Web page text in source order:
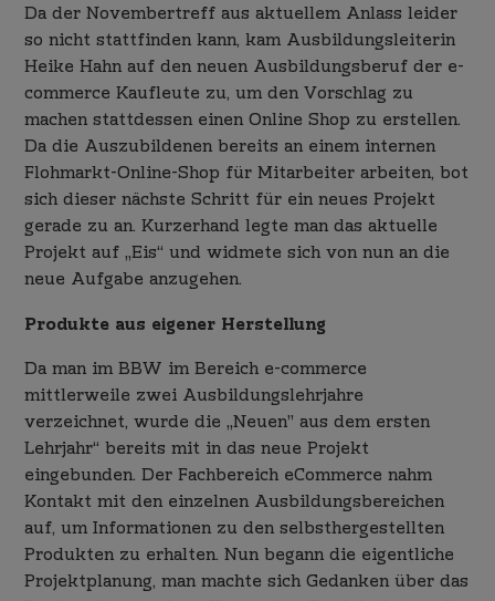
Da der Novembertreff aus aktuellem Anlass leider
so nicht stattfinden kann, kam Ausbildungsleiterin
Heike Hahn auf den neuen Ausbildungsberuf der e-
commerce Kaufleute zu, um den Vorschlag zu
machen stattdessen einen Online Shop zu erstellen.
Da die Auszubildenen bereits an einem internen
Flohmarkt-Online-Shop für Mitarbeiter arbeiten, bot
sich dieser nächste Schritt für ein neues Projekt
gerade zu an. Kurzerhand legte man das aktuelle
Projekt auf „Eis“ und widmete sich von nun an die
neue Aufgabe anzugehen.
Produkte aus eigener Herstellung
Da man im BBW im Bereich e-commerce
mittlerweile zwei Ausbildungslehrjahre
verzeichnet, wurde die „Neuen” aus dem ersten
Lehrjahr“ bereits mit in das neue Projekt
eingebunden. Der Fachbereich eCommerce nahm
Kontakt mit den einzelnen Ausbildungsbereichen
auf, um Informationen zu den selbsthergestellten
Produkten zu erhalten. Nun begann die eigentliche
Projektplanung, man machte sich Gedanken über das